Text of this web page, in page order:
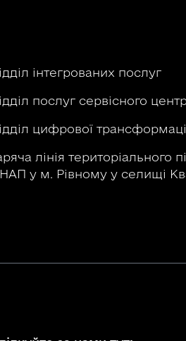
інтегрованих послуг
послуг сервісного
цифрової
лінія територіального
у м. Рівному у селищі